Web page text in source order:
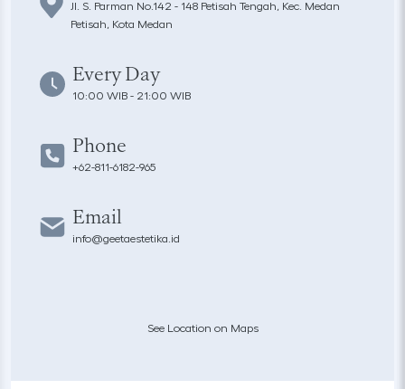
Jl. S. Parman No.142 - 148 Petisah Tengah, Kec. Medan
Petisah, Kota Medan
Every Day
10:00 WIB - 21:00 WIB
Phone
+62-811-6182-965
Email
info@geetaestetika.id
See Location on Maps